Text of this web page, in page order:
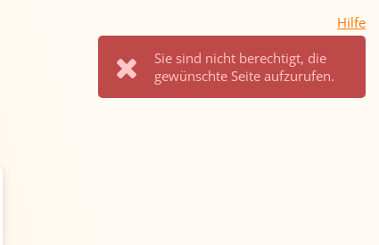
Hilfe
Sie sind nicht berechtigt, die
gewünschte Seite aufzurufen.